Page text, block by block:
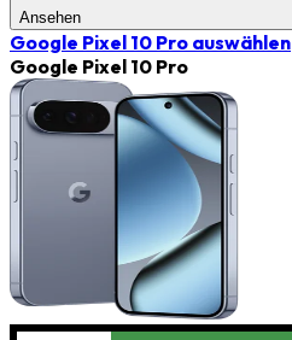
Ansehen
Google Pixel 10 Pro auswählen
Google Pixel 10 Pro